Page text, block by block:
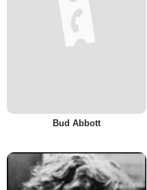
Bud Abbott